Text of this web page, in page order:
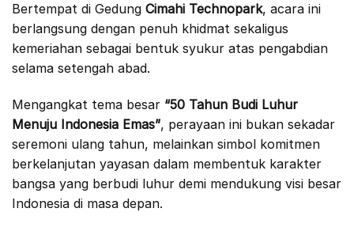
Bertempat di Gedung Cimahi Technopark, acara ini
berlangsung dengan penuh khidmat sekaligus
kemeriahan sebagai bentuk syukur atas pengabdian
selama setengah abad.
Mengangkat tema besar “50 Tahun Budi Luhur
Menuju Indonesia Emas”, perayaan ini bukan sekadar
seremoni ulang tahun, melainkan simbol komitmen
berkelanjutan yayasan dalam membentuk karakter
bangsa yang berbudi luhur demi mendukung visi besar
Indonesia di masa depan.